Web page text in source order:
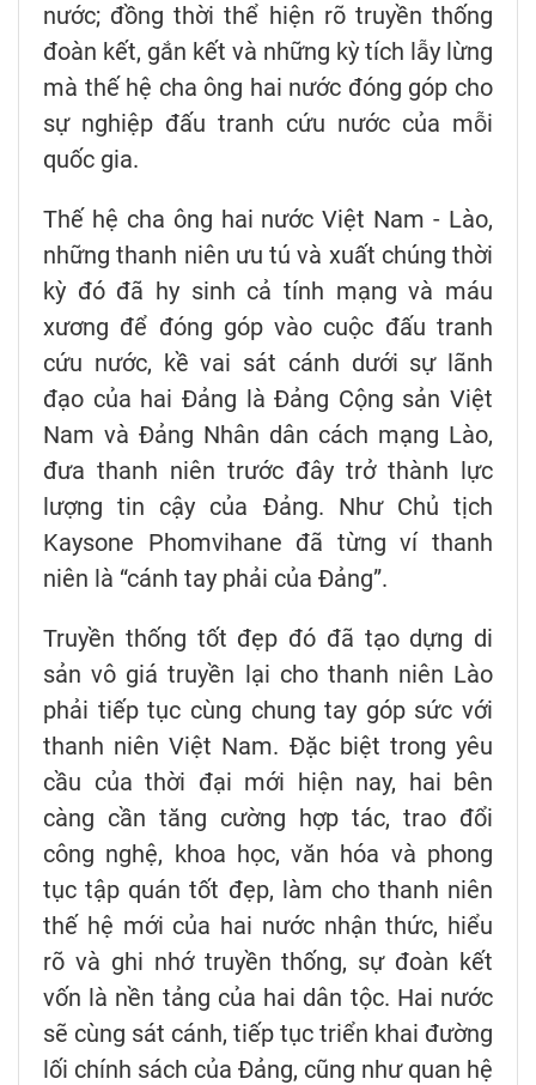
nước; đồng thời thể hiện rõ truyền thống
đoàn kết, gắn kết và những kỳ tích lẫy lừng
mà thế hệ cha ông hai nước đóng góp cho
sự nghiệp đấu tranh cứu nước của mỗi
quốc gia.
Thế hệ cha ông hai nước Việt Nam - Lào,
những thanh niên ưu tú và xuất chúng thời
kỳ đó đã hy sinh cả tính mạng và máu
xương để đóng góp vào cuộc đấu tranh
cứu nước, kề vai sát cánh dưới sự lãnh
đạo của hai Đảng là Đảng Cộng sản Việt
Nam và Đảng Nhân dân cách mạng Lào,
đưa thanh niên trước đây trở thành lực
lượng tin cậy của Đảng. Như Chủ tịch
Kaysone Phomvihane đã từng ví thanh
niên là “cánh tay phải của Đảng”.
Truyền thống tốt đẹp đó đã tạo dựng di
sản vô giá truyền lại cho thanh niên Lào
phải tiếp tục cùng chung tay góp sức với
thanh niên Việt Nam. Đặc biệt trong yêu
cầu của thời đại mới hiện nay, hai bên
càng cần tăng cường hợp tác, trao đổi
công nghệ, khoa học, văn hóa và phong
tục tập quán tốt đẹp, làm cho thanh niên
thế hệ mới của hai nước nhận thức, hiểu
rõ và ghi nhớ truyền thống, sự đoàn kết
vốn là nền tảng của hai dân tộc. Hai nước
sẽ cùng sát cánh, tiếp tục triển khai đường
lối chính sách của Đảng, cũng như quan hệ